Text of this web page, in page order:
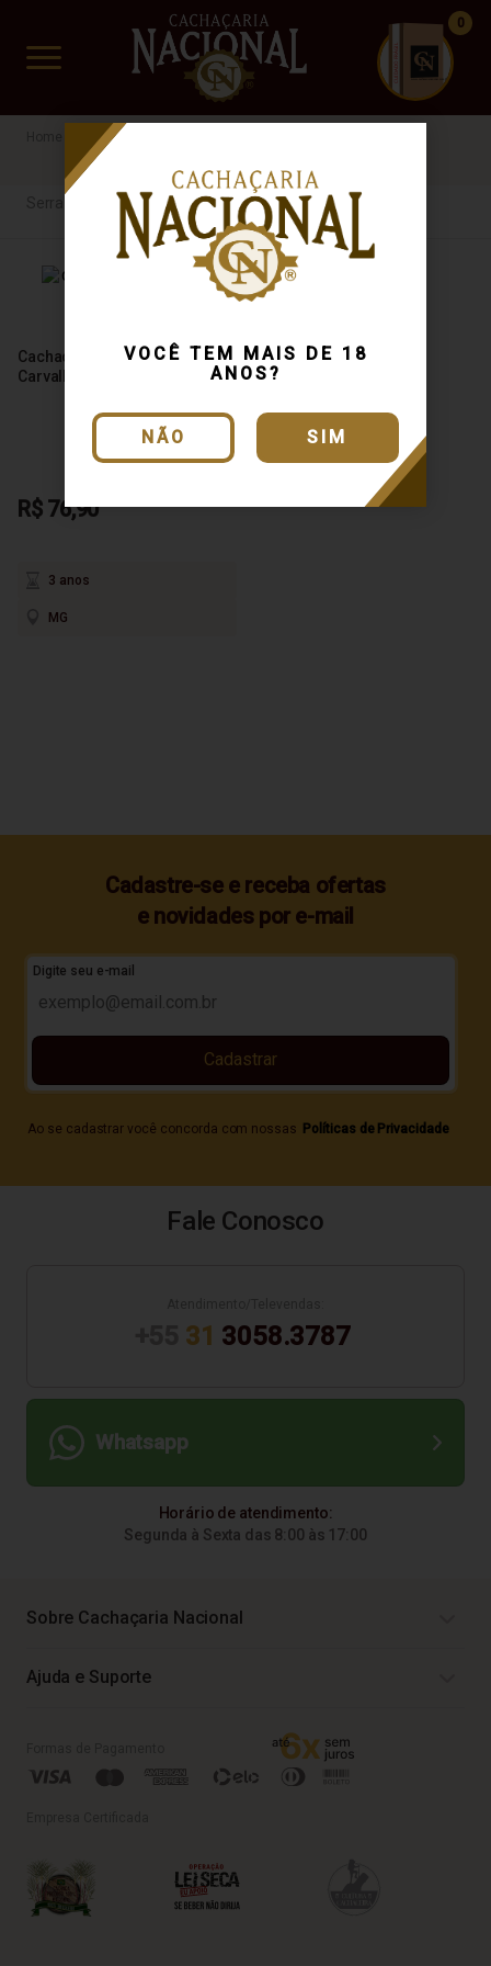
VOCÊ TEM MAIS DE 18
ANOS?
NÃO SIM
www.cachacarianacional.com.br
CUIDADO FRÁGIL
0
Serra dos lobos
Serra dos lobos
Cachaça Serra Dos Lobos
Carvalho 750ml
R$ 76,90
3 anos
MG
Cadastre-se e receba ofertas
e novidades por e-mail
Digite seu e-mail
Ao se cadastrar você concorda com nossas Políticas de Privacidade
Cadastrar
Fale Conosco
31 3058.3787
Whatsapp
Horário de atendimento:
Segunda à Sexta das 8:00 às 17:00
Sobre Cachaçaria Nacional
Ajuda e Suporte